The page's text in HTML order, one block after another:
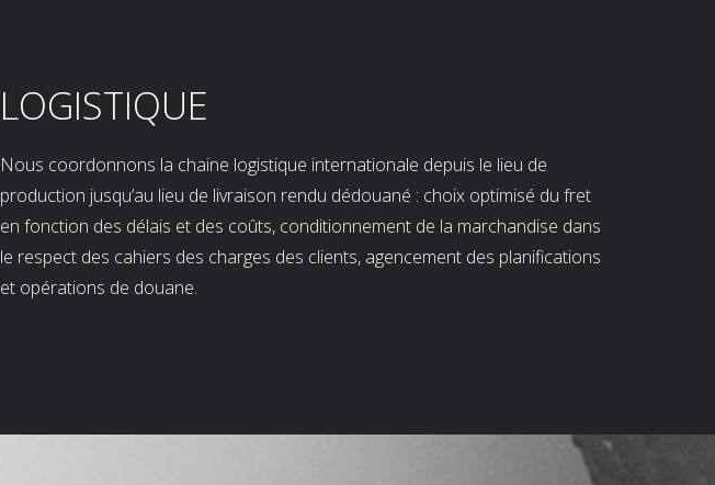
LOGISTIQUE
Nous coordonnons la chaine logistique internationale depuis le lieu de
production jusqu’au lieu de livraison rendu dédouané : choix optimisé du fret
en fonction des délais et des coûts, conditionnement de la marchandise dans
le respect des cahiers des charges des clients, agencement des planifications
et opérations de douane.